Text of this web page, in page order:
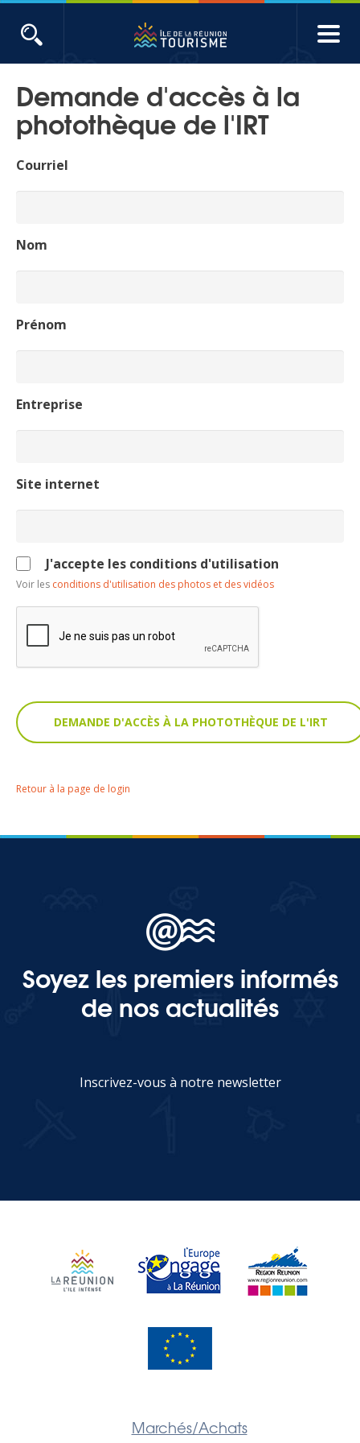
Main
navigation
ACTUALITÉS
Évènements
Produits touristiques
Voyages de presse
Pro. du tourisme
Journaliste
L'IRT
Qui sommes nous
Planning actions IRT
Marchés / Achats
MEDIA
Top
CONTACT
Demande d'accès à la
photothèque de l'IRT
Courriel
Nom
Prénom
Entreprise
Site internet
J'accepte les conditions d'utilisation
Voir les conditions d'utilisation des photos et des vidéos
Retour à la page de login
Soyez les premiers informés
de nos actualités
Inscrivez-vous à notre newsletter
Marchés/Achats